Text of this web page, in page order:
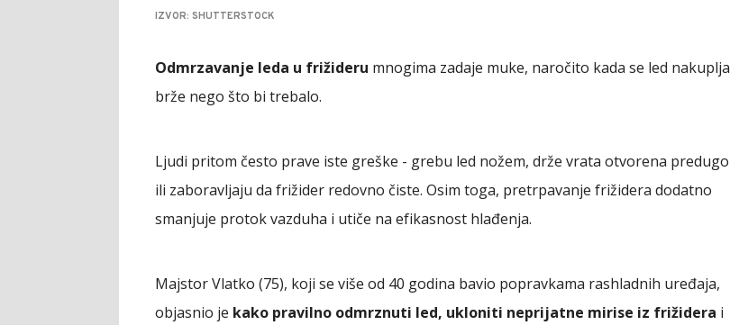
IZVOR: SHUTTERSTOCK
Odmrzavanje leda u frižideru mnogima zadaje muke, naročito kada se led nakuplja
brže nego što bi trebalo.
Ljudi pritom često prave iste greške - grebu led nožem, drže vrata otvorena predugo
ili zaboravljaju da frižider redovno čiste. Osim toga, pretrpavanje frižidera dodatno
smanjuje protok vazduha i utiče na efikasnost hlađenja.
Majstor Vlatko (75), koji se više od 40 godina bavio popravkama rashladnih uređaja,
objasnio je kako pravilno odmrznuti led, ukloniti neprijatne mirise iz frižidera i